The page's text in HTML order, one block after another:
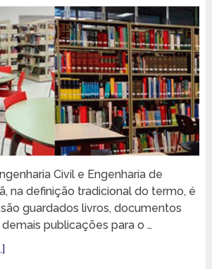
Civil e Engenharia de
na definição tradicional do termo, é
guardados livros, documentos
publicações para o …